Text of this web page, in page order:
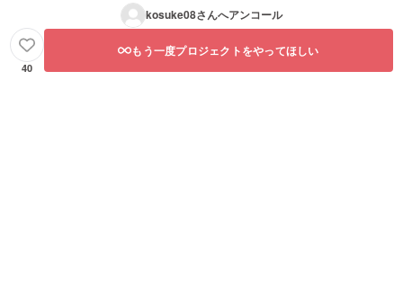
kosuke08さんへアンコール
40
もう一度プロジェクトをやってほしい